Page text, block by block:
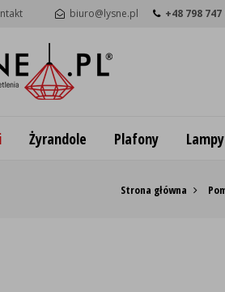
biuro@lysne.pl +48 798 747
Żyrandole Plafony
Strona główna